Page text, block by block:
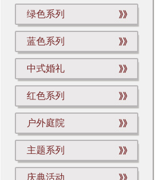
绿色系列
蓝色系列
中式婚礼
红色系列
户外庭院
主题系列
庆典活动